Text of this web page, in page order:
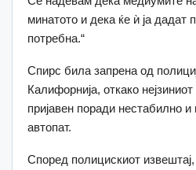
минатото и дека ќе ѝ ја дадат
потребна.“
Спирс била запрена од
Калифорнија, откако
пријавен поради нестабилно
автопат.
Според полицискиот